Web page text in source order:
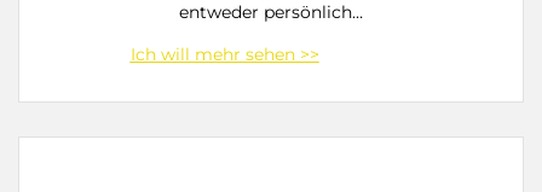
entweder persönlich…